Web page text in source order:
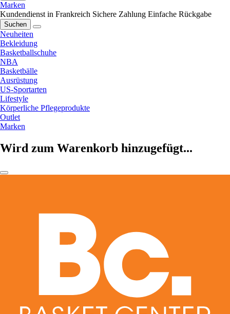
Marken
Kundendienst in Frankreich Sichere Zahlung Einfache Rückgabe
Suchen
Neuheiten
Bekleidung
Basketballschuhe
NBA
Basketbälle
Ausrüstung
US-Sportarten
Lifestyle
Körperliche Pflegeprodukte
Outlet
Marken
Wird zum Warenkorb hinzugefügt...